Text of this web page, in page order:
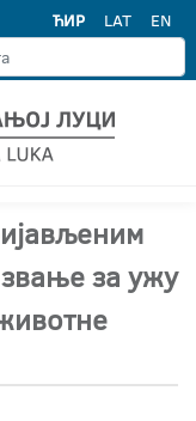
ЋИР LAT EN
за ужу